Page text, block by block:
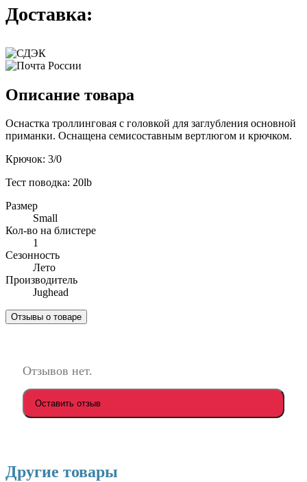
Доставка:
Описание товара
Оснастка троллинговая с головкой для заглубления основной
приманки. Оснащена семисоставным вертлюгом и крючком.
Крючок: 3/0
Тест поводка: 20lb
Размер
Small
Кол-во на блистере
1
Сезонность
Лето
Производитель
Jughead
Отзывы о товаре
Отзывов нет.
Оставить отзыв
Другие товары